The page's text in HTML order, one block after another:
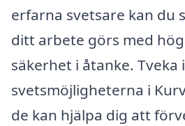
erfarna svetsare kan du
ditt arbete görs med
säkerhet i åtanke.
svetsmöjligheterna i
de kan hjälpa dig att